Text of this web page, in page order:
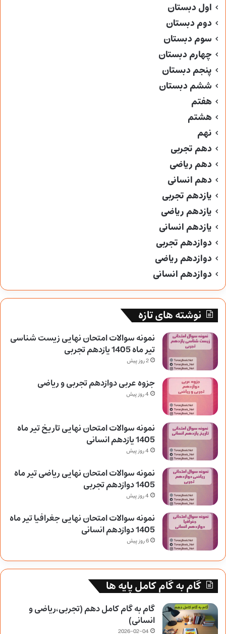
اول دبستان
دوم دبستان
سوم دبستان
چهارم دبستان
پنجم دبستان
ششم دبستان
هفتم
هشتم
نهم
دهم تجربی
دهم ریاضی
دهم انسانی
یازدهم تجربی
یازدهم ریاضی
یازدهم انسانی
دوازدهم تجربی
دوازدهم ریاضی
دوازدهم انسانی
نوشته های تازه
نمونه سوالات امتحان نهایی زیست شناسی
تیر ماه 1405 یازدهم تجربی
2 روز پیش
جزوه عربی دوازدهم تجربی و ریاضی
4 روز پیش
نمونه سوالات امتحان نهایی تاریخ تیر ماه
1405 یازدهم انسانی
4 روز پیش
نمونه سوالات امتحان نهایی ریاضی تیر ماه
1405 دوازدهم تجربی
4 روز پیش
نمونه سوالات امتحان نهایی جغرافیا تیر ماه
1405 دوازدهم انسانی
6 روز پیش
گام به گام کامل پایه ها
گام به گام کامل دهم (تجربی،ریاضی و
انسانی)
2026-02-04